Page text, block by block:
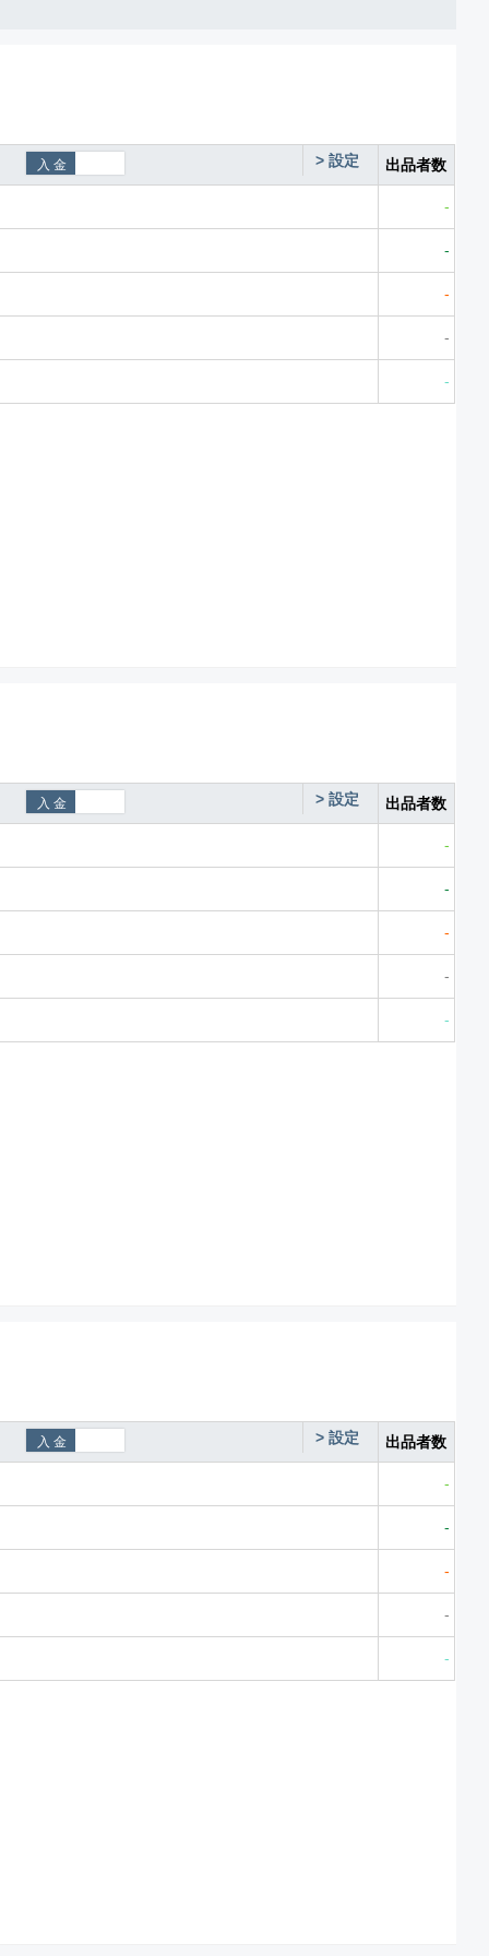
> 設定 出品者数
-
-
-
-
-
> 設定 出品者数
-
-
-
-
-
> 設定 出品者数
-
-
-
-
-